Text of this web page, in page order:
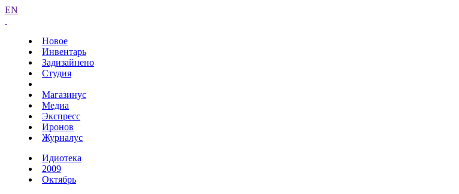
EN
Новое
Инвентарь
Задизайнено
Студия
Магазинус
Медиа
Экспресс
Иронов
Журналус
Идиотека
2009
Октябрь